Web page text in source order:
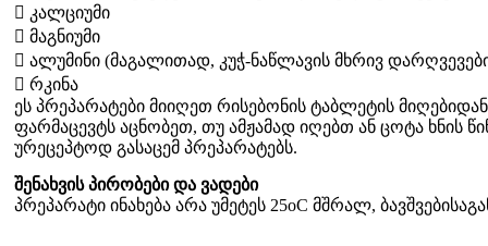
 კალციუმი
 მაგნიუმი
 ალუმინი (მაგალითად, კუჭ-ნაწლავის მხრივ
 რკინა
ეს პრეპარატები მიიღეთ რისებონის ტაბლეტის მიღებიდან
ფარმაცევტს აცნობეთ, თუ ამჟამად იღებთ ან ცოტა ხნის
ურეცეპტოდ გასაცემ პრეპარატებს.
შენახვის პირობები და ვადები
პრეპარატი ინახება არა უმეტეს 25oC მშრალ,